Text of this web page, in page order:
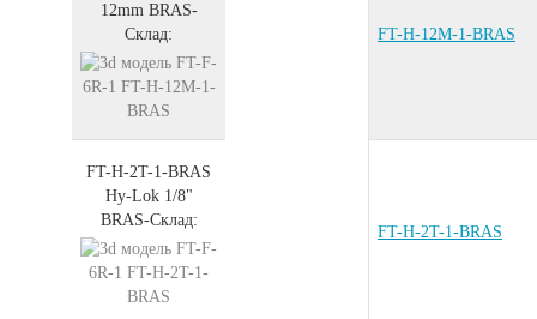
12mmBRAS-
Склад:
FT-H-12M-1-BRAS
FT-H-2T-1-BRAS
Hy-Lok 1/8"
BRAS-Склад:
FT-H-2T-1-BRAS